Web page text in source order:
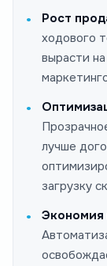
Рост
ходового
вырасти
лучше
загрузку
Экономия